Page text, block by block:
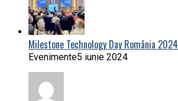
Milestone Technology Day România 2024
Evenimente5 iunie 2024